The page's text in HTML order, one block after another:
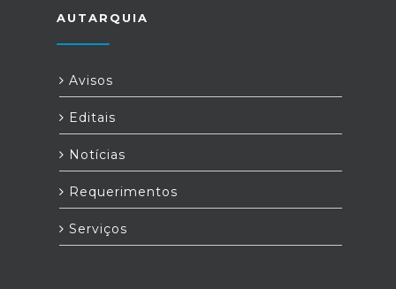
AUTARQUIA
Avisos
Editais
Notícias
Requerimentos
Serviços